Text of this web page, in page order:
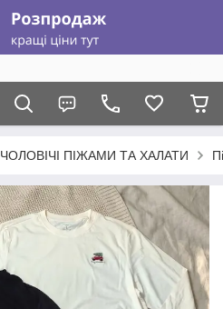
ЧОЛОВІЧІ ПІЖАМИ ТА ХАЛАТИ